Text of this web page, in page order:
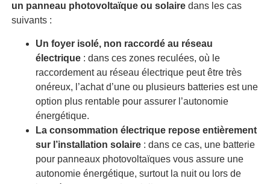
un panneau photovoltaïque ou solairedans les cas
suivants :
Un foyer isolé, non raccordé au réseau
électrique: dans ces zones reculées, où le
raccordement au réseau électrique peut être très
onéreux, l’achat d’une ou plusieurs batteries est une
option plus rentable pour assurer l’autonomie
énergétique.
La consommation électrique repose entièrement
sur l’installation solaire: dans ce cas, une batterie
pour panneaux photovoltaïques vous assure une
autonomie énergétique, surtout la nuit ou lors de